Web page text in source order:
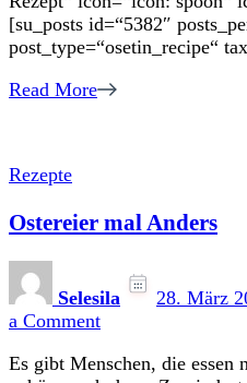
[su_posts id=“5382″
post_type=“osetin_recipe“
Read More
Rezepte
Ostereier mal Anders
Selesila 28. März
a Commenton
mal
Es gibt Menschen, die essen